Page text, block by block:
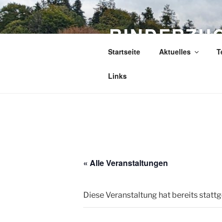
Zum
Inhalt
springen
Der Rinderzuchtverband im
Startseite Aktuelles
Links
« Alle Veranstaltungen
Diese Veranstaltung hat bereits